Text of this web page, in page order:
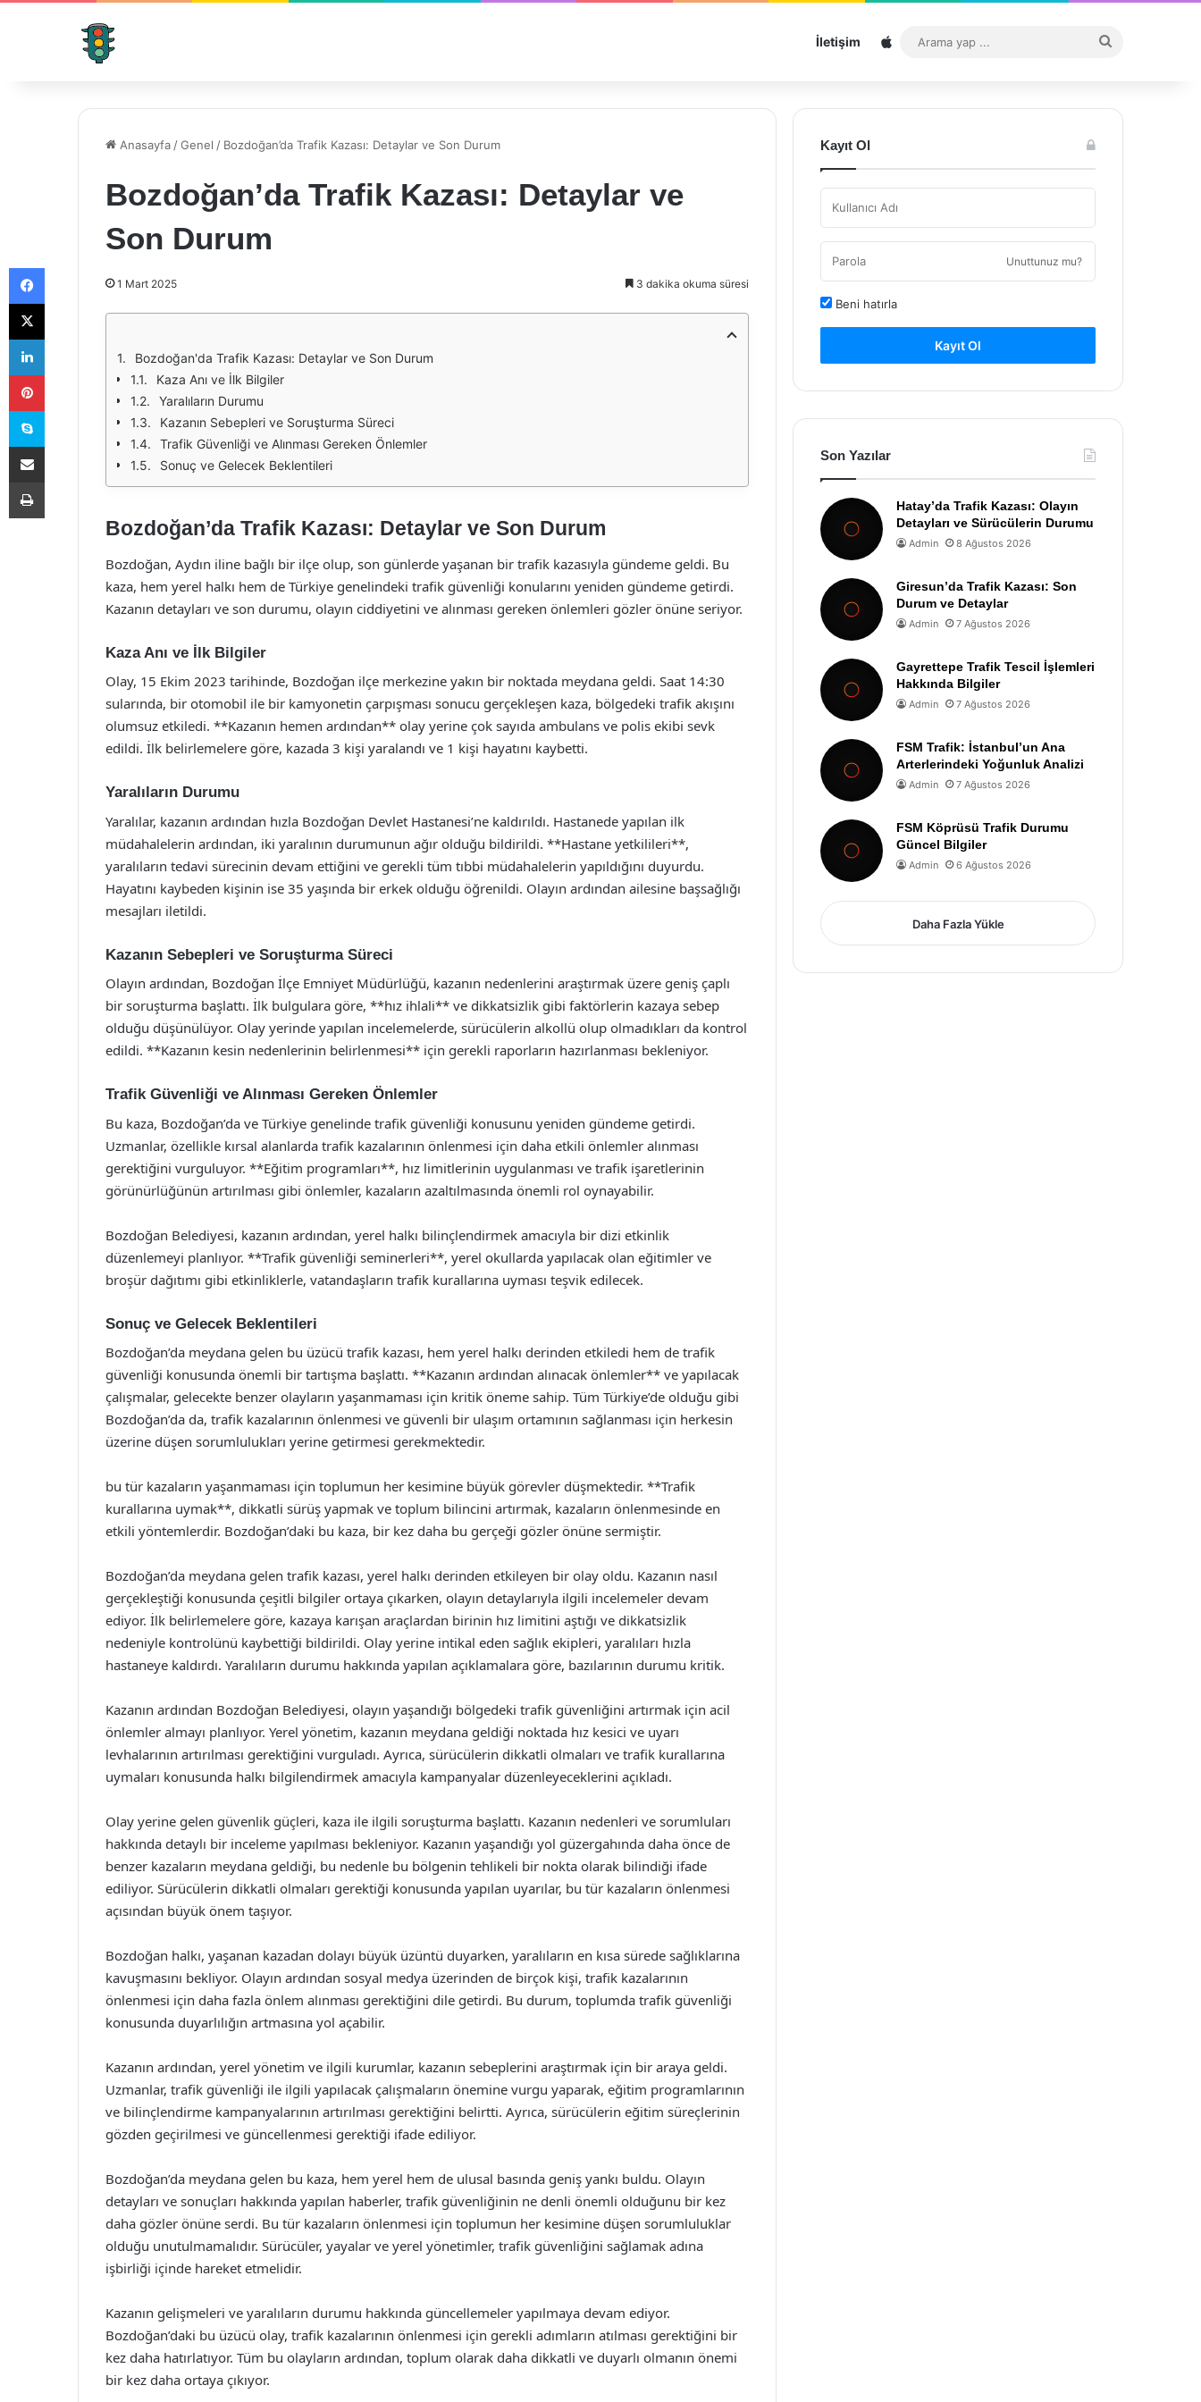
İletişim Sitemap
...
Anasayfa /Genel / Bozdoğan’da Trafik Kazası: Detaylar ve Son Durum
Bozdoğan’da Trafik Kazası: Detaylar ve
Son Durum
1 Mart 2025 3 dakika okuma süresi
Bozdoğan'da Trafik Kazası: Detaylar ve Son Durum
Kaza Anı ve İlk Bilgiler
Yaralıların Durumu
Kazanın Sebepleri ve Soruşturma Süreci
Trafik Güvenliği ve Alınması Gereken Önlemler
Sonuç ve Gelecek Beklentileri
Bozdoğan’da Trafik Kazası: Detaylar ve Son Durum
Bozdoğan, Aydın iline bağlı bir ilçe olup, son günlerde yaşanan bir trafik kazasıyla gündeme geldi. Bu
kaza, hem yerel halkı hem de Türkiye genelindeki trafik güvenliği konularını yeniden gündeme getirdi.
Kazanın detayları ve son durumu, olayın ciddiyetini ve alınması gereken önlemleri gözler önüne seriyor.
Kaza Anı ve İlk Bilgiler
Olay, 15 Ekim 2023 tarihinde, Bozdoğan ilçe merkezine yakın bir noktada meydana geldi. Saat 14:30
sularında, bir otomobil ile bir kamyonetin çarpışması sonucu gerçekleşen kaza, bölgedeki trafik akışını
olumsuz etkiledi. **Kazanın hemen ardından** olay yerine çok sayıda ambulans ve polis ekibi sevk
edildi. İlk belirlemelere göre, kazada 3 kişi yaralandı ve 1 kişi hayatını kaybetti.
Yaralıların Durumu
Yaralılar, kazanın ardından hızla Bozdoğan Devlet Hastanesi’ne kaldırıldı. Hastanede yapılan ilk
müdahalelerin ardından, iki yaralının durumunun ağır olduğu bildirildi. **Hastane yetkilileri**,
yaralıların tedavi sürecinin devam ettiğini ve gerekli tüm tıbbi müdahalelerin yapıldığını duyurdu.
Hayatını kaybeden kişinin ise 35 yaşında bir erkek olduğu öğrenildi. Olayın ardından ailesine başsağlığı
mesajları iletildi.
Kazanın Sebepleri ve Soruşturma Süreci
Olayın ardından, Bozdoğan İlçe Emniyet Müdürlüğü, kazanın nedenlerini araştırmak üzere geniş çaplı
bir soruşturma başlattı. İlk bulgulara göre, **hız ihlali** ve dikkatsizlik gibi faktörlerin kazaya sebep
olduğu düşünülüyor. Olay yerinde yapılan incelemelerde, sürücülerin alkollü olup olmadıkları da kontrol
edildi. **Kazanın kesin nedenlerinin belirlenmesi** için gerekli raporların hazırlanması bekleniyor.
Trafik Güvenliği ve Alınması Gereken Önlemler
Bu kaza, Bozdoğan’da ve Türkiye genelinde trafik güvenliği konusunu yeniden gündeme getirdi.
Uzmanlar, özellikle kırsal alanlarda trafik kazalarının önlenmesi için daha etkili önlemler alınması
gerektiğini vurguluyor. **Eğitim programları**, hız limitlerinin uygulanması ve trafik işaretlerinin
görünürlüğünün artırılması gibi önlemler, kazaların azaltılmasında önemli rol oynayabilir.
Bozdoğan Belediyesi, kazanın ardından, yerel halkı bilinçlendirmek amacıyla bir dizi etkinlik
düzenlemeyi planlıyor. **Trafik güvenliği seminerleri**, yerel okullarda yapılacak olan eğitimler ve
broşür dağıtımı gibi etkinliklerle, vatandaşların trafik kurallarına uyması teşvik edilecek.
Sonuç ve Gelecek Beklentileri
Bozdoğan’da meydana gelen bu üzücü trafik kazası, hem yerel halkı derinden etkiledi hem de trafik
güvenliği konusunda önemli bir tartışma başlattı. **Kazanın ardından alınacak önlemler** ve yapılacak
çalışmalar, gelecekte benzer olayların yaşanmaması için kritik öneme sahip. Tüm Türkiye’de olduğu gibi
Bozdoğan’da da, trafik kazalarının önlenmesi ve güvenli bir ulaşım ortamının sağlanması için herkesin
üzerine düşen sorumlulukları yerine getirmesi gerekmektedir.
bu tür kazaların yaşanmaması için toplumun her kesimine büyük görevler düşmektedir. **Trafik
kurallarına uymak**, dikkatli sürüş yapmak ve toplum bilincini artırmak, kazaların önlenmesinde en
etkili yöntemlerdir. Bozdoğan’daki bu kaza, bir kez daha bu gerçeği gözler önüne sermiştir.
Bozdoğan’da meydana gelen trafik kazası, yerel halkı derinden etkileyen bir olay oldu. Kazanın nasıl
gerçekleştiği konusunda çeşitli bilgiler ortaya çıkarken, olayın detaylarıyla ilgili incelemeler devam
ediyor. İlk belirlemelere göre, kazaya karışan araçlardan birinin hız limitini aştığı ve dikkatsizlik
nedeniyle kontrolünü kaybettiği bildirildi. Olay yerine intikal eden sağlık ekipleri, yaralıları hızla
hastaneye kaldırdı. Yaralıların durumu hakkında yapılan açıklamalara göre, bazılarının durumu kritik.
Kazanın ardından Bozdoğan Belediyesi, olayın yaşandığı bölgedeki trafik güvenliğini artırmak için acil
önlemler almayı planlıyor. Yerel yönetim, kazanın meydana geldiği noktada hız kesici ve uyarı
levhalarının artırılması gerektiğini vurguladı. Ayrıca, sürücülerin dikkatli olmaları ve trafik kurallarına
uymaları konusunda halkı bilgilendirmek amacıyla kampanyalar düzenleyeceklerini açıkladı.
Olay yerine gelen güvenlik güçleri, kaza ile ilgili soruşturma başlattı. Kazanın nedenleri ve sorumluları
hakkında detaylı bir inceleme yapılması bekleniyor. Kazanın yaşandığı yol güzergahında daha önce de
benzer kazaların meydana geldiği, bu nedenle bu bölgenin tehlikeli bir nokta olarak bilindiği ifade
ediliyor. Sürücülerin dikkatli olmaları gerektiği konusunda yapılan uyarılar, bu tür kazaların önlenmesi
açısından büyük önem taşıyor.
Bozdoğan halkı, yaşanan kazadan dolayı büyük üzüntü duyarken, yaralıların en kısa sürede sağlıklarına
kavuşmasını bekliyor. Olayın ardından sosyal medya üzerinden de birçok kişi, trafik kazalarının
önlenmesi için daha fazla önlem alınması gerektiğini dile getirdi. Bu durum, toplumda trafik güvenliği
konusunda duyarlılığın artmasına yol açabilir.
Kazanın ardından, yerel yönetim ve ilgili kurumlar, kazanın sebeplerini araştırmak için bir araya geldi.
Uzmanlar, trafik güvenliği ile ilgili yapılacak çalışmaların önemine vurgu yaparak, eğitim programlarının
ve bilinçlendirme kampanyalarının artırılması gerektiğini belirtti. Ayrıca, sürücülerin eğitim süreçlerinin
gözden geçirilmesi ve güncellenmesi gerektiği ifade ediliyor.
Bozdoğan’da meydana gelen bu kaza, hem yerel hem de ulusal basında geniş yankı buldu. Olayın
detayları ve sonuçları hakkında yapılan haberler, trafik güvenliğinin ne denli önemli olduğunu bir kez
daha gözler önüne serdi. Bu tür kazaların önlenmesi için toplumun her kesimine düşen sorumluluklar
olduğu unutulmamalıdır. Sürücüler, yayalar ve yerel yönetimler, trafik güvenliğini sağlamak adına
işbirliği içinde hareket etmelidir.
Kazanın gelişmeleri ve yaralıların durumu hakkında güncellemeler yapılmaya devam ediyor.
Bozdoğan’daki bu üzücü olay, trafik kazalarının önlenmesi için gerekli adımların atılması gerektiğini bir
kez daha hatırlatıyor. Tüm bu olayların ardından, toplum olarak daha dikkatli ve duyarlı olmanın önemi
bir kez daha ortaya çıkıyor.
Kayıt Ol
Unuttunuz mu?
Beni hatırla
Kayıt Ol
Son Yazılar
Hatay’da Trafik Kazası: Olayın
Detayları ve Sürücülerin Durumu
Admin 8 Ağustos 2026
Giresun’da Trafik Kazası: Son
Durum ve Detaylar
Admin 7 Ağustos 2026
Gayrettepe Trafik Tescil İşlemleri
Hakkında Bilgiler
Admin 7 Ağustos 2026
FSM Trafik: İstanbul’un Ana
Arterlerindeki Yoğunluk Analizi
Admin 7 Ağustos 2026
FSM Köprüsü Trafik Durumu
Güncel Bilgiler
Admin 6 Ağustos 2026
Daha Fazla Yükle
Facebook
X
LinkedIn
Pinterest
Skype
E-Posta ile paylaş